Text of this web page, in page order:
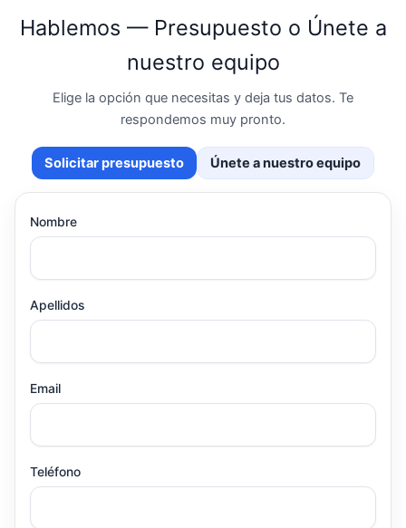
Hablemos — Presupuesto o Únete a
nuestro equipo
Elige la opción que necesitas y deja tus datos. Te
respondemos muy pronto.
Solicitar presupuesto Únete a nuestro equipo
Nombre
Apellidos
Email
Teléfono